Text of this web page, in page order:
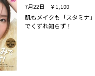
7月22日 ￥1,100
肌もメイクも「スタミナ
でくずれ知らず！